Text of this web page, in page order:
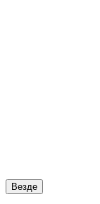
Везде